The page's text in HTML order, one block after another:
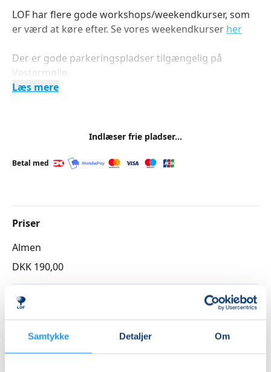
Samtykke Detaljer Om
LOF har flere gode workshops/weekendkurser, som
er værd at køre efter. Se vores weekendkurser her
Der er gode parkeringspladser tilgængelig på
Vestermølle.
Læs mere
Indlæser frie pladser...
Betal med
Priser
Almen
DKK 190,00
Info
Nummer
6474370